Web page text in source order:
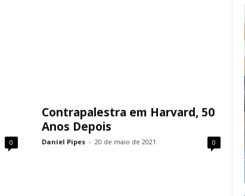
0
Contrapalestra em Harvard, 50
Anos Depois
Daniel Pipes - 20 de maio de 2021 0